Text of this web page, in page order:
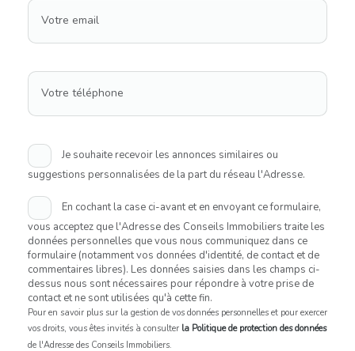
Votre email
Votre téléphone
Je souhaite recevoir les annonces similaires ou
suggestions personnalisées de la part du réseau l'Adresse.
En cochant la case ci-avant et en envoyant ce formulaire,
vous acceptez que l'Adresse des Conseils Immobiliers traite les
données personnelles que vous nous communiquez dans ce
formulaire (notamment vos données d'identité, de contact et de
commentaires libres). Les données saisies dans les champs ci-
dessus nous sont nécessaires pour répondre à votre prise de
contact et ne sont utilisées qu'à cette fin.
Pour en savoir plus sur la gestion de vos données personnelles et pour exercer
vos droits, vous êtes invités à consulter la Politique de protection des données
de l'Adresse des Conseils Immobiliers.